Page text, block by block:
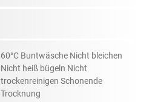
60°C Buntwäsche Nicht bleichen
Nicht heiß bügeln Nicht
trockenreinigen Schonende
Trocknung